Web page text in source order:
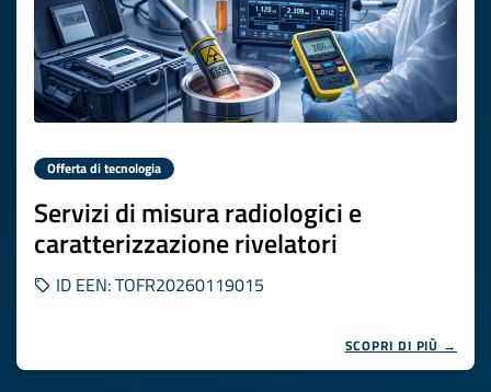
Offerta di tecnologia
Servizi di misura radiologici e
caratterizzazione rivelatori
ID EEN: TOFR20260119015
SCOPRI DI PIÙ →